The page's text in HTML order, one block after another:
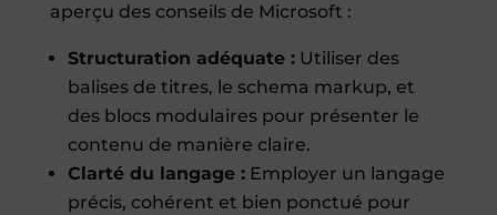
aperçu des conseils de Microsoft :
Structuration adéquate :Utiliser des
balises de titres, le schema markup, et
des blocs modulaires pour présenter le
contenu de manière claire.
Clarté du langage :Employer un langage
précis, cohérent et bien ponctué pour